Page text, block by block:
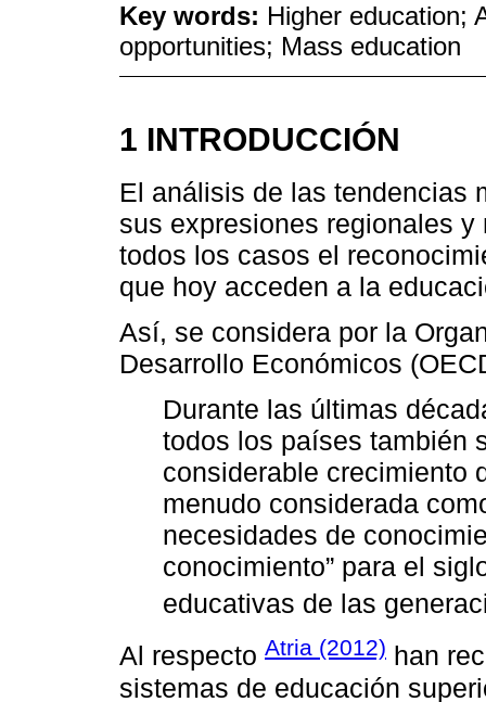
Key words: Higher education;
opportunities; Mass education
1 INTRODUCCIÓN
El análisis de las tendencias
sus expresiones regionales
todos los casos el
que hoy acceden a la
Así, se considera por la
Desarrollo Económicos
Durante las últimas
todos los países también
considerable crecimiento
menudo considerada
necesidades de
conocimiento” para el
educativas de las
Al respecto Atria (2012) han
sistemas de educación